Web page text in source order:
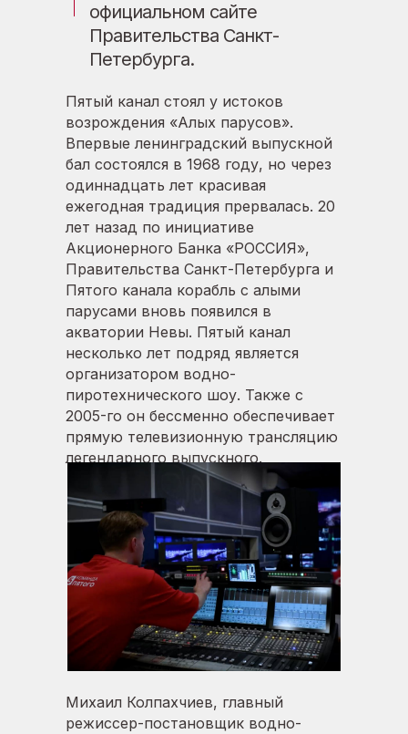
Пятый канал стоял у истоков
возрождения «Алых парусов».
Впервые ленинградский выпускной
бал состоялся в 1968 году, но через
одиннадцать лет красивая
ежегодная традиция прервалась. 20
лет назад по инициативе
Акционерного Банка «РОССИЯ»,
Правительства Санкт-Петербурга и
Пятого канала корабль с алыми
парусами вновь появился в
акватории Невы. Пятый канал
несколько лет подряд является
организатором водно-
пиротехнического шоу. Также с
2005-го он бессменно обеспечивает
прямую телевизионную трансляцию
легендарного выпускного.
Михаил Колпахчиев, главный
режиссер-постановщик водно-
официальном сайте
Правительства Санкт-
Петербурга.